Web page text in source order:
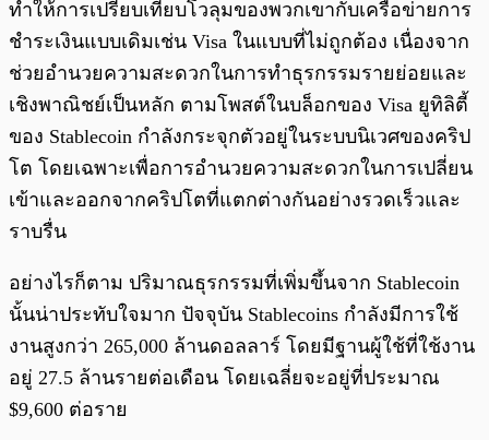
ทำให้การเปรียบเทียบโวลุมของพวกเขากับเครือข่ายการ
ชำระเงินแบบเดิมเช่น Visa ในแบบที่ไม่ถูกต้อง เนื่องจาก
ช่วยอำนวยความสะดวกในการทำธุรกรรมรายย่อยและ
เชิงพาณิชย์เป็นหลัก ตามโพสต์ในบล็อกของ Visa ยูทิลิตี้
ของ Stablecoin กำลังกระจุกตัวอยู่ในระบบนิเวศของคริป
โต โดยเฉพาะเพื่อการอำนวยความสะดวกในการเปลี่ยน
เข้าและออกจากคริปโตที่แตกต่างกันอย่างรวดเร็วและ
ราบรื่น
อย่างไรก็ตาม ปริมาณธุรกรรมที่เพิ่มขึ้นจาก Stablecoin
นั้นน่าประทับใจมาก ปัจจุบัน Stablecoins กำลังมีการใช้
งานสูงกว่า 265,000 ล้านดอลลาร์ โดยมีฐานผู้ใช้ที่ใช้งาน
อยู่ 27.5 ล้านรายต่อเดือน โดยเฉลี่ยจะอยู่ที่ประมาณ
$9,600 ต่อราย